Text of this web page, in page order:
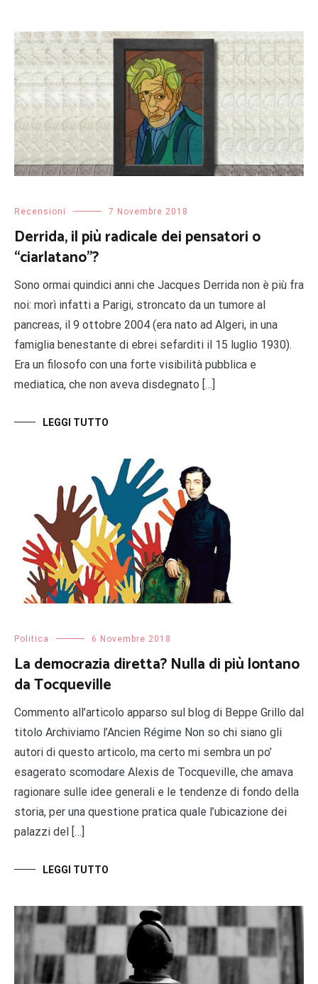
Recensioni 7 Novembre 2018
Derrida, il più radicale dei pensatori o
“ciarlatano”?
Sono ormai quindici anni che Jacques Derrida non è più fra
noi: morì infatti a Parigi, stroncato da un tumore al
pancreas, il 9 ottobre 2004 (era nato ad Algeri, in una
famiglia benestante di ebrei sefarditi il 15 luglio 1930).
Era un filosofo con una forte visibilità pubblica e
mediatica, che non aveva disdegnato […]
LEGGI TUTTO
Politica 6 Novembre 2018
La democrazia diretta? Nulla di più lontano
da Tocqueville
Commento all’articolo apparso sul blog di Beppe Grillo dal
titolo Archiviamo l’Ancien Régime Non so chi siano gli
autori di questo articolo, ma certo mi sembra un po’
esagerato scomodare Alexis de Tocqueville, che amava
ragionare sulle idee generali e le tendenze di fondo della
storia, per una questione pratica quale l’ubicazione dei
palazzi del […]
LEGGI TUTTO